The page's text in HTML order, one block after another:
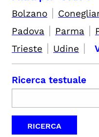
Bolzano |
Padova | Parma |
Trieste | Udine |
Ricerca testuale